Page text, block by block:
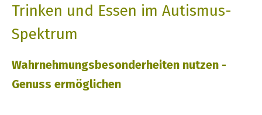
Trinken und Essen im Autismus-
Spektrum
Wahrnehmungsbesonderheiten nutzen -
Genuss ermöglichen